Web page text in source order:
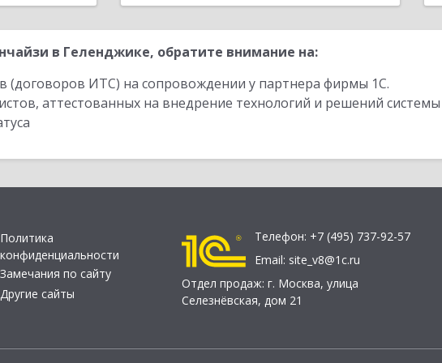
в Геленджике, обратите внимание на:
(договоров ИТС) на сопровождении у партнера фирмы 1С.
аттестованных на внедрение технологий и решений
Политика
конфиденциальности
Замечания по сайту
Другие сайты
Телефон: +7 (495) 737-92-57
Email: site_v8@1c.ru
Отдел продаж: г. Москва, улица
Селезнёвская, дом 21